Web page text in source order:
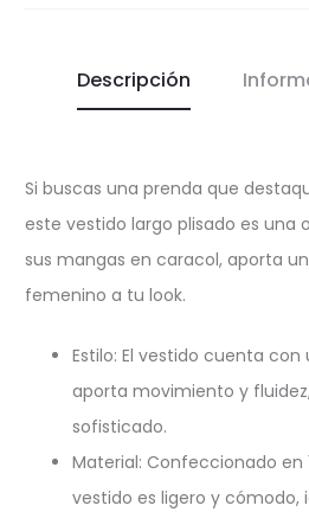
Descripción
Si buscas una prenda que
este vestido largo plisado es una
sus mangas en caracol, aporta
femenino a tu look.
Estilo: El vestido cuenta
aporta movimiento y
sofisticado.
Material: Confeccionado en
vestido es ligero y cómodo,